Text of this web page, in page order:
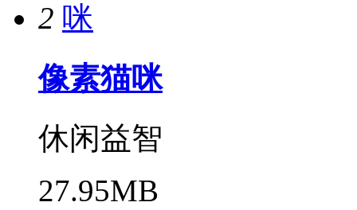
2
像素猫咪
休闲益智
27.95MB